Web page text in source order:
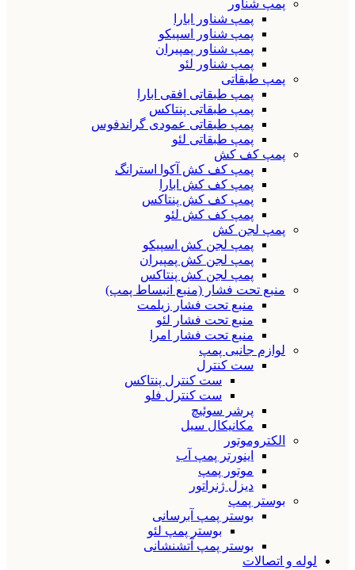
پمپ شناور
پمپ شناور ابارا
پمپ شناور اسپیکو
پمپ شناور پمپیران
پمپ شناور لئو
پمپ طبقاتی
پمپ طبقاتی افقی ابارا
پمپ طبقاتی پنتاکس
پمپ طبقاتی عمودی گراندفوس
پمپ طبقاتی لئو
پمپ کف کش
پمپ کف کش آکوا استرانگ
پمپ کف کش ابارا
پمپ کف کش پنتاکس
پمپ کف کش لئو
پمپ لجن کش
پمپ لجن کش اسپیکو
پمپ لجن کش پمپیران
پمپ لجن کش پنتاکس
منبع تحت فشار (منبع انبساط پمپ)
منبع تحت فشار زیلمت
منبع تحت فشار لئو
منبع تحت فشار امرا
لوازم جانبی پمپ
ست کنترل
ست کنترل پنتاکس
ست کنترل فلو
پرشر سوئیچ
مکانیکال سیل
الکتروموتور
اینورتر پمپ آب
موتور پمپ
دیزل ژنراتور
بوستر پمپ
بوستر پمپ آبرسانی
بوستر پمپ لئو
بوستر پمپ آتشنشانی
لوله و اتصالات